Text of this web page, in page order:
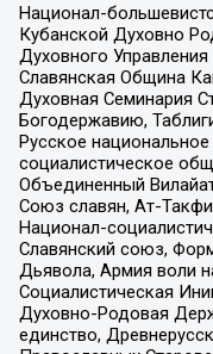
Национал-
Кубанской Духовно
Духовного
Славянская Община
Духовная Семинария
Богодержавию,
Русское
социалистическое
Объединенный
Союз славян, Ат-
Национал-
Славянский союз,
Дьявола, Армия воли
Социалистическая
Духовно-Родовая
единство,